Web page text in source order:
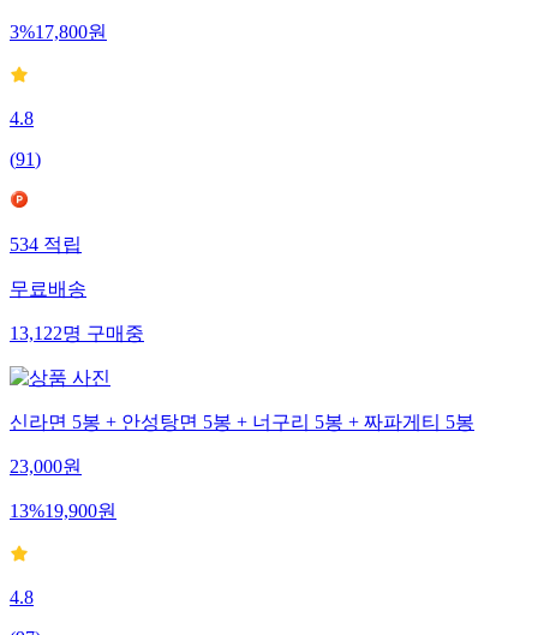
3%17,800원
4.8
(91)
534 적립
무료배송
13,122명 구매중
신라면 5봉 + 안성탕면 5봉 + 너구리 5봉 + 짜파게티 5봉
23,000원
13%19,900원
4.8